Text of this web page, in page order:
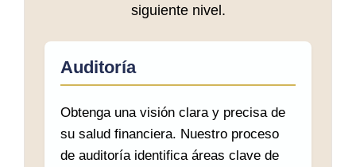
siguiente nivel.
Auditoría
Obtenga una visión clara y precisa de
su salud financiera. Nuestro proceso
de auditoría identifica áreas clave de